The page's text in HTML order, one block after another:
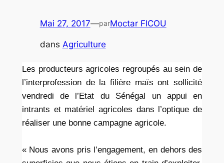
Mai 27, 2017—parMoctar FICOU
dans Agriculture
Les producteurs agricoles regroupés au sein de
l’interprofession de la filière maïs ont sollicité
vendredi de l’Etat du Sénégal un appui en
intrants et matériel agricoles dans l’optique de
réaliser une bonne campagne agricole.
« Nous avons pris l’engagement, en dehors des